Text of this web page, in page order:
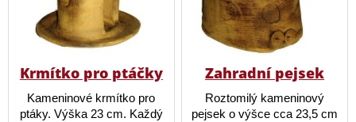
Krmítko pro ptáčky
Kameninové krmítko pro
ptáky. Výška 23 cm. Každý
Zahradní pejsek
Roztomilý kameninový
pejsek o výšce cca 23,5 cm